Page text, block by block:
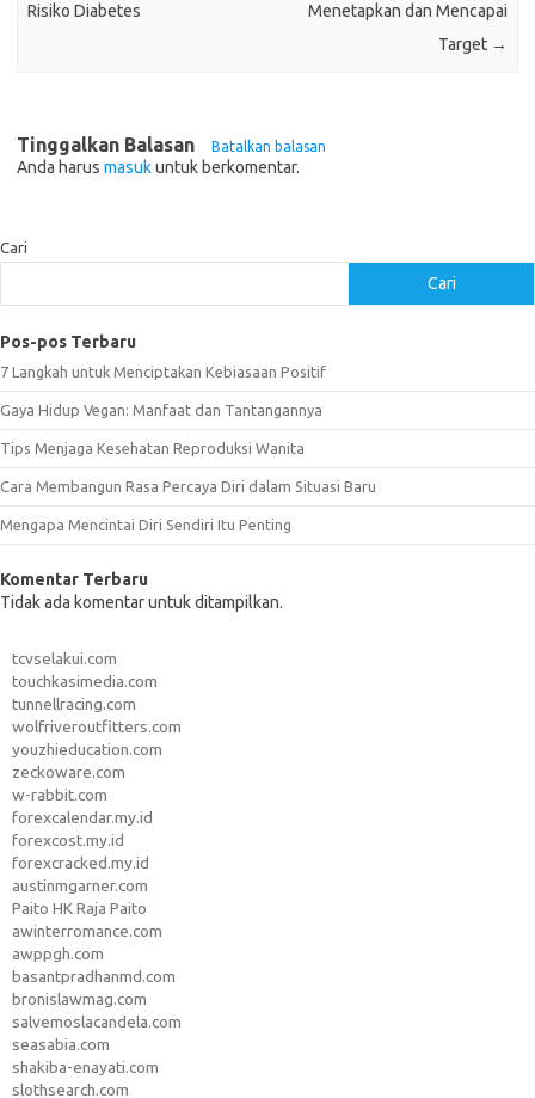
Risiko Diabetes
Menetapkan dan Mencapai
Target →
Tinggalkan Balasan Batalkan balasan
Anda harus masukuntuk berkomentar.
Cari
Cari
Pos-pos Terbaru
7 Langkah untuk Menciptakan Kebiasaan Positif
Gaya Hidup Vegan: Manfaat dan Tantangannya
Tips Menjaga Kesehatan Reproduksi Wanita
Cara Membangun Rasa Percaya Diri dalam Situasi Baru
Mengapa Mencintai Diri Sendiri Itu Penting
Komentar Terbaru
Tidak ada komentar untuk ditampilkan.
tcvselakui.com
touchkasimedia.com
tunnellracing.com
wolfriveroutfitters.com
youzhieducation.com
zeckoware.com
w-rabbit.com
forexcalendar.my.id
forexcost.my.id
forexcracked.my.id
austinmgarner.com
Paito HK Raja Paito
awinterromance.com
awppgh.com
basantpradhanmd.com
bronislawmag.com
salvemoslacandela.com
seasabia.com
shakiba-enayati.com
slothsearch.com